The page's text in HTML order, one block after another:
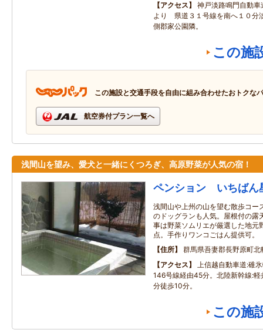
アクセス
神戸淡路鳴門自動
より 県道３１号線を南へ１０分
側郡家公園隣。
この施
この施設と交通手段を自由に組み合わせたおトクな
航空券付プラン一覧へ
浅間山を望み、愛犬と一緒にくつろぎ、高原野菜が人気の宿！
ペンション いちばん
浅間山や上州の山を望む散歩コー
のドッグランも人気。屋根付の露
事は野菜ソムリエが厳選した地元
点。手作りワンコごはん提供可。
住所
群馬県吾妻郡長野原町
アクセス
上信越自動車道:碓
146号線経由45分。北陸新幹線:
分徒歩10分。
この施